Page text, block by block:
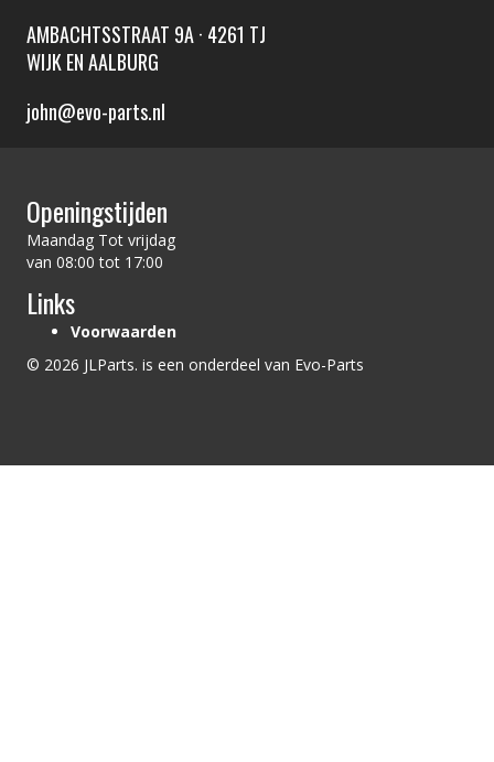
AMBACHTSSTRAAT 9A · 4261 TJ
WIJK EN AALBURG
john@evo-parts.nl
Openingstijden
Maandag Tot vrijdag
van 08:00 tot 17:00
Links
Voorwaarden
© 2026 JLParts. is een onderdeel van Evo-Parts